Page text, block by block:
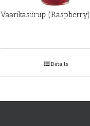
Vaarikasiirup (Raspberry)
Details